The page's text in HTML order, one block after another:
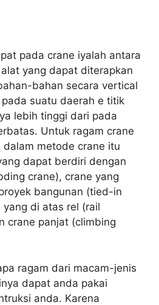
pada crane iyalah antara
yang dapat diterapkan
bahan secara vertical
suatu daerah e titik
lebih tinggi dari pada
Untuk ragam crane
metode crane itu
dapat berdiri dengan
crane), crane yang
bangunan (tied-in
di atas rel (rail
crane panjat (climbing
ragam dari macam-jenis
dapat anda pakai
anda. Karena